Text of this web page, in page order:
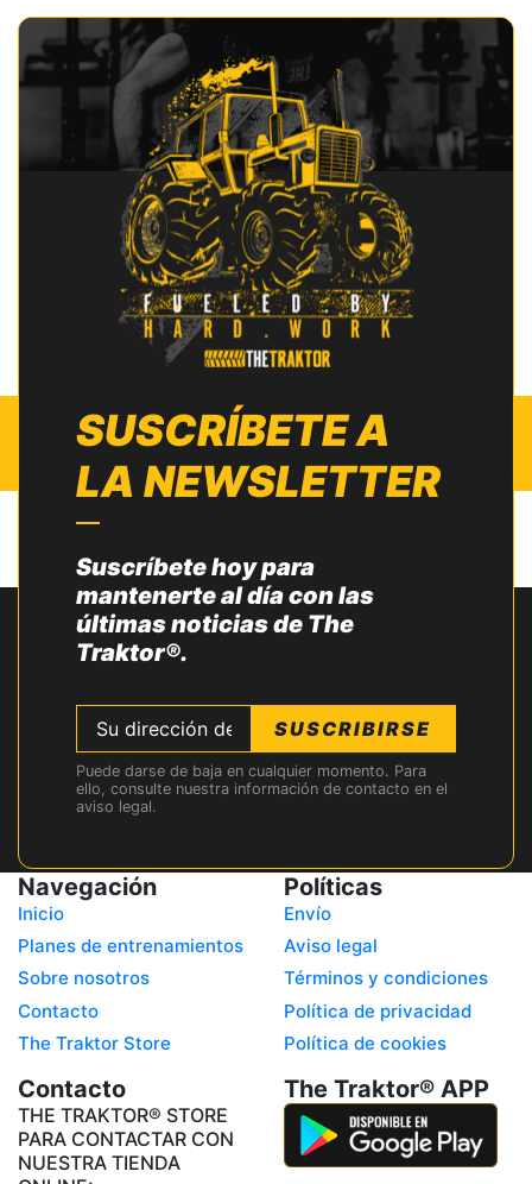
SUSCRÍBETE A
LA NEWSLETTER
Suscríbete hoy para
mantenerte al día con las
últimas noticias de The
Traktor®.
SUSCRIBIRSE
Puede darse de baja en cualquier momento. Para
ello, consulte nuestra información de contacto en el
aviso legal.
Navegación
Inicio
Planes de entrenamientos
Sobre nosotros
Contacto
The Traktor Store
Políticas
Envío
Aviso legal
Términos y condiciones
Política de privacidad
Política de cookies
Contacto
THE TRAKTOR® STORE
PARA CONTACTAR CON
NUESTRA TIENDA
The Traktor® APP